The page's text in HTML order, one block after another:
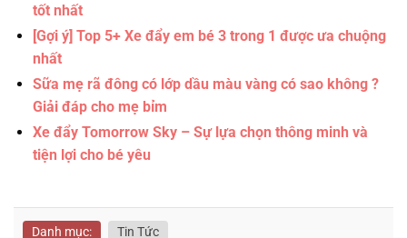
tốt nhất
[Gợi ý] Top 5+ Xe đẩy em bé 3 trong 1 được ưa chuộng
nhất
Sữa mẹ rã đông có lớp dầu màu vàng có sao không ?
Giải đáp cho mẹ bỉm
Xe đẩy Tomorrow Sky – Sự lựa chọn thông minh và
tiện lợi cho bé yêu
Danh mục: Tin Tức